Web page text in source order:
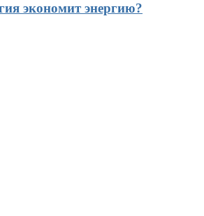
экономит энергию?